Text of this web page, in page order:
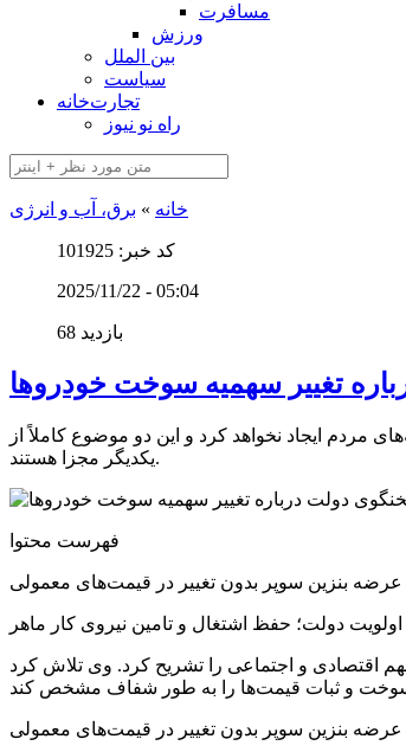
مسافرت
ورزش
بین الملل
سیاست
تجارت‌خانه
راه نو نیوز
خانه » برق، آب و انرژی
کد خبر: 101925
2025/11/22 - 05:04
68 بازدید
تغییر سهمیه سوخت خودروها
مردم ایجاد نخواهد کرد و این دو موضوع کاملاً از
یکدیگر مجزا هستند.
فهرست محتوا
اقتصادی و اجتماعی را تشریح کرد. وی تلاش کرد